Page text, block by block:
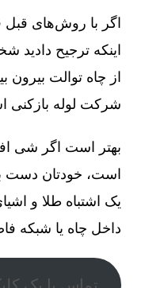
اگر با روش‌های قبل
اینکه ترجیح دادید
از چاه توالت بیرون
شرکت لوله بازکنی
بهتر است اگر شی
است، خودتان دست
یک اشتباه طلا و
داخل چاه یا شبکه